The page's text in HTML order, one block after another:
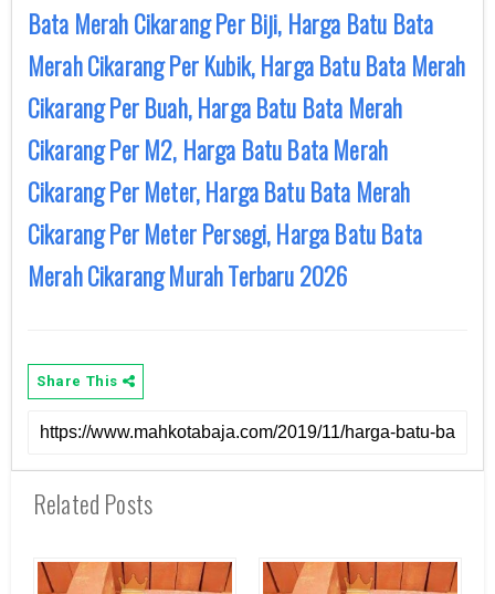
Bata Merah Cikarang Per Biji, Harga Batu Bata
Merah Cikarang Per Kubik, Harga Batu Bata Merah
Cikarang Per Buah, Harga Batu Bata Merah
Cikarang Per M2, Harga Batu Bata Merah
Cikarang Per Meter, Harga Batu Bata Merah
Cikarang Per Meter Persegi, Harga Batu Bata
Merah Cikarang Murah Terbaru 2026
Share This
Related Posts